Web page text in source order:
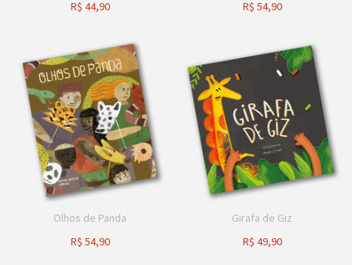
R$ 44,90
R$ 54,90
Olhos de Panda
R$ 54,90
Girafa de Giz
R$ 49,90